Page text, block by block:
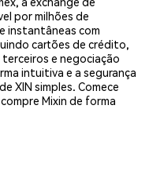
por milhões de
instantâneas com
cartões de crédito,
e negociação
intuitiva e a segurança
XIN simples. Comece
Mixin de forma